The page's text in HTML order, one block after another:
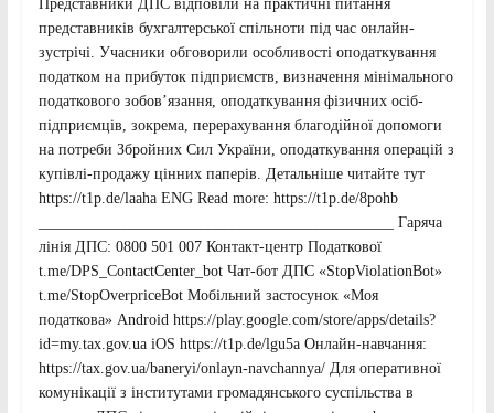
Представники ДПС відповіли на практичні питання
представників бухгалтерської спільноти під час онлайн-
зустрічі. Учасники обговорили особливості оподаткування
податком на прибуток підприємств, визначення мінімального
податкового зобовʼязання, оподаткування фізичних осіб-
підприємців, зокрема, перерахування благодійної допомоги
на потреби Збройних Сил України, оподаткування операцій з
купівлі-продажу цінних паперів. Детальніше читайте тут
https://t1p.de/laaha ENG Read more: https://t1p.de/8pohb
______________________________________________ Гаряча
лінія ДПС: 0800 501 007 Контакт-центр Податкової
t.me/DPS_ContactCenter_bot Чат-бот ДПС «StopViolationBot»
t.me/StopOverpriceBot Мобільний застосунок «Моя
податкова» Android https://play.google.com/store/apps/details?
id=my.tax.gov.ua iOS https://t1p.de/lgu5a Онлайн-навчання:
https://tax.gov.ua/baneryi/onlayn-navchannya/ Для оперативної
комунікації з інститутами громадянського суспільства в